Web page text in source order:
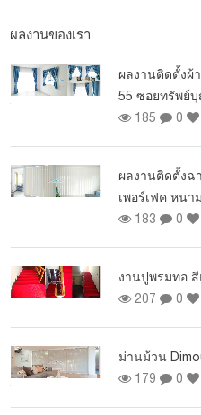
ผลงานของเรา
ผลงานติดตั้งผ้
55 ซอยทรัพย์
185
0
ผลงานติดตั้งฉ
เพอร์เฟค หนา
183
0
งานปูพรมทอ
207
0
ม่านม้วน
179
0